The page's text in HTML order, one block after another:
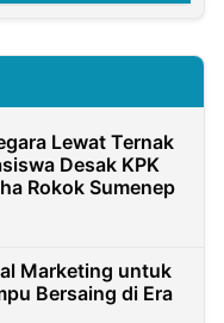
Lewat Ternak
Desak KPK
Rokok Sumenep
Marketing untuk
Bersaing di Era